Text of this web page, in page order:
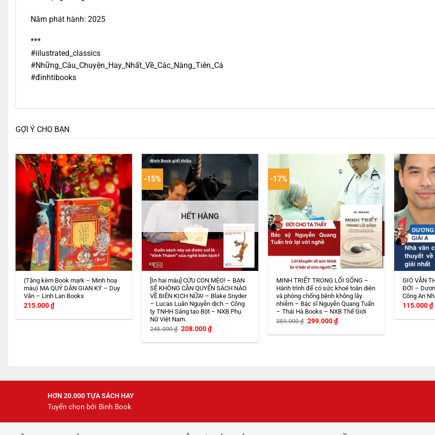
Năm phát hành: 2025
***
#iilustrated_classics
#Những_Câu_Chuyện_Hay_Nhất_Về_Các_Nàng_Tiên_Cá
#đinhtibooks
GỢI Ý CHO BẠN
(Tặng kèm Book mark – Minh hoạ
màu) MA QUỶ DÂN GIAN KÝ – Duy
Văn – Linh Lan Books
215.000₫
-15%
HẾT HÀNG
[In hai màu] CỨU CON MÈO! – BẠN
SẼ KHÔNG CẦN QUYỂN SÁCH NÀO
VỀ BIÊN KỊCH NỮA! – Blake Snyder
– Lucas Luân Nguyễn dịch – Công
ty TNHH Sáng tạo Bột – NXB Phụ
Nữ Việt Nam.
245.000₫ Giá
là:
208.000₫Giá
hiện
tại
-17%
MINH TRIẾT TRONG LỐI SỐNG –
Hành trình để có sức khoẻ toàn diện
và phòng chống bệnh không lây
nhiễm – Bác sĩ Nguyễn Quang Tuấn
– Thái Hà Books – NXB Thế Giới
359.000₫ Giá
là:
299.000₫Giá
hiện
tại
GIÓ VẪN
ĐỚI –
Công An
115.000₫
HƠN 20.000 TỰA SÁCH HAY
Tuyển chọn bởi Bình Book